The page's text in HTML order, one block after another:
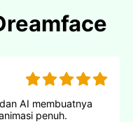
AI membuatnya
penuh.